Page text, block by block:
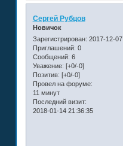
Сергей Рубцов
Новичок
Зарегистрирован: 2017-12-07
Приглашений: 0
Сообщений: 6
Уважение: [+0/-0]
Позитив: [+0/-0]
Провел на форуме:
11 минут
Последний визит:
2018-01-14 21:36:35